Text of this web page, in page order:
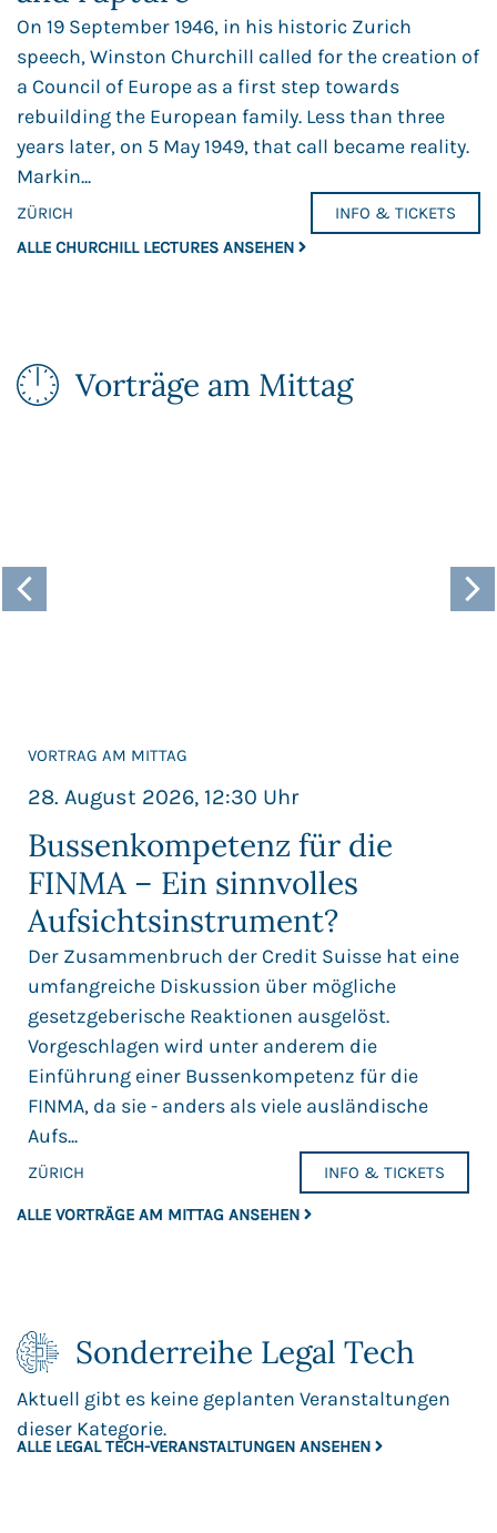
ALLE CHURCHILL LECTURES ANSEHEN
On 19 September 1946, in his historic Zurich
speech, Winston Churchill called for the creation of
a Council of Europe as a first step towards
rebuilding the European family. Less than three
years later, on 5 May 1949, that call became reality.
Markin...
ZÜRICH INFO & TICKETS
Vorträge am Mittag​​
ALLE VORTRÄGE AM MITTAG ANSEHEN
VORTRAG AM MITTAG
28. August 2026, 12:30 Uhr
Bussenkompetenz für die
FINMA – Ein sinnvolles
Aufsichtsinstrument?
Der Zusammenbruch der Credit Suisse hat eine
umfangreiche Diskussion über mögliche
gesetzgeberische Reaktionen ausgelöst.
Vorgeschlagen wird unter anderem die
Einführung einer Bussenkompetenz für die
FINMA, da sie - anders als viele ausländische
Aufs...
ZÜRICH INFO & TICKETS
Sonderreihe Legal Tech
ALLE LEGAL TECH-VERANSTALTUNGEN ANSEHEN
Aktuell gibt es keine geplanten Veranstaltungen
dieser Kategorie.